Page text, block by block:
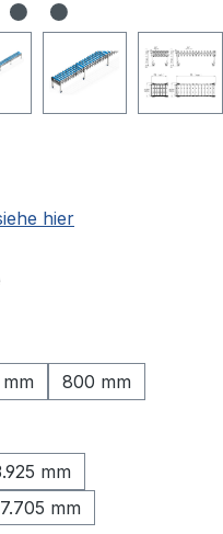
hier
800 mm
mm
mm